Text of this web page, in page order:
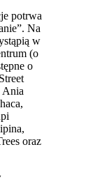
potrwa
Na
w
(o
o
Ania
oraz